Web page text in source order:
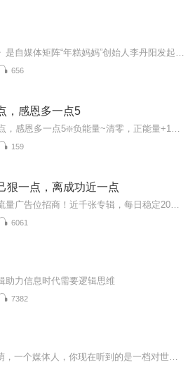
656
，感恩多一点5
159
狠一点，离成功近一点
6061
助力信息时代需要逻辑思维
7382